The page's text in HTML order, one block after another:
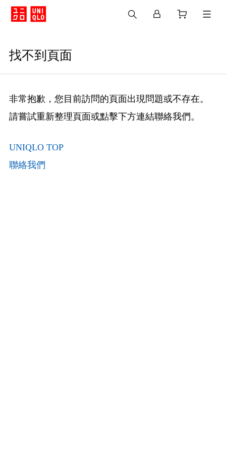
找不到頁面
非常抱歉，您目前訪問的頁面出現問題或不存在。
請嘗試重新整理頁面或點擊下方連結聯絡我們。
UNIQLO TOP
聯絡我們